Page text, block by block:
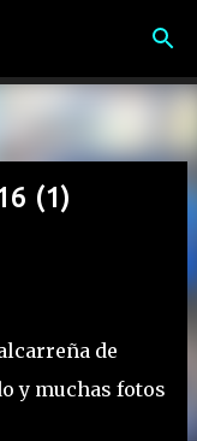
(1)
de
y muchas fotos